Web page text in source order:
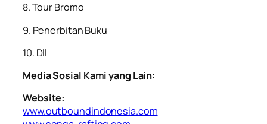
8. ⁠⁠Tour Bromo
9. ⁠⁠Penerbitan Buku
10. ⁠Dll
Media Sosial Kami yang Lain:
Website:
www.outboundindonesia.com